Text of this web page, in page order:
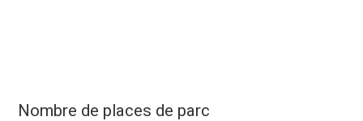
Nombre de places de parc